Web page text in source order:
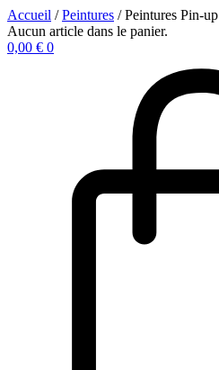
Accueil /Peintures / Peintures Pin-up
Aucun article dans le panier.
0,00 € 0